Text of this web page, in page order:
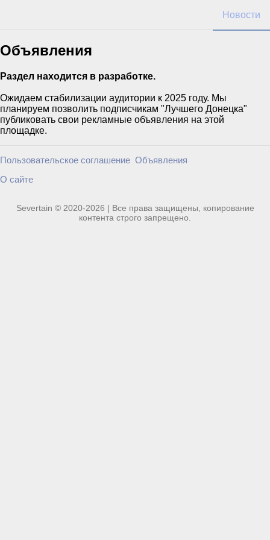
Новости
Объявления
Раздел находится в разработке.
Ожидаем стабилизации аудитории к 2025 году. Мы
планируем позволить подписчикам "Лучшего Донецка"
публиковать свои рекламные объявления на этой
площадке.
Пользовательское соглашение
О сайте
Объявления
Severtain © 2020-2026 | Все права защищены, копирование
контента строго запрещено.